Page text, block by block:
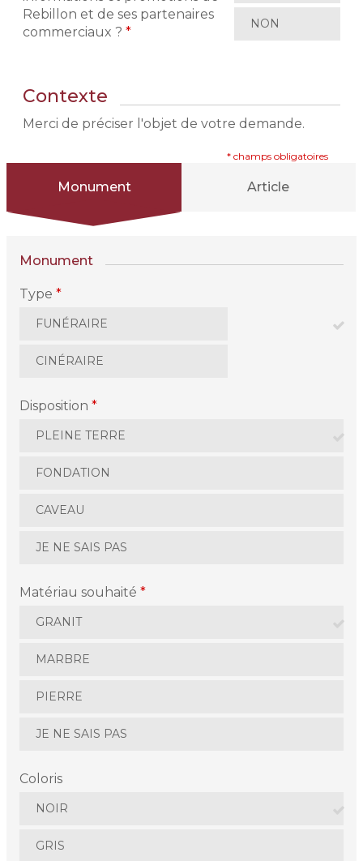
Rebillon et de ses partenaires
commerciaux ?*
NON
Contexte
Merci de préciser l'objet de votre demande.
* champs obligatoires
Monument Article
Monument
Type*
FUNÉRAIRE
CINÉRAIRE
Disposition*
PLEINE TERRE
FONDATION
CAVEAU
JE NE SAIS PAS
Matériau souhaité*
GRANIT
MARBRE
PIERRE
JE NE SAIS PAS
Coloris
NOIR
GRIS